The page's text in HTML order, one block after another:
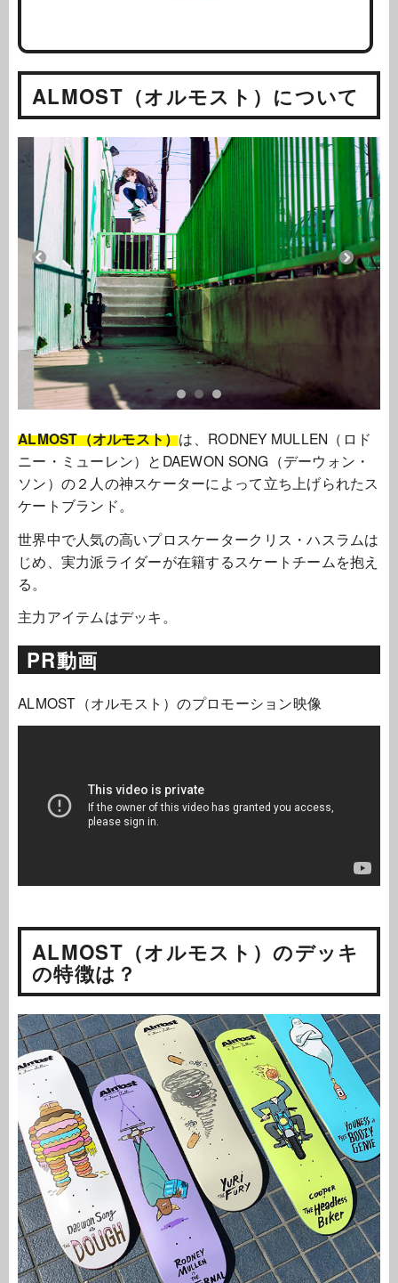
ALMOST（オルモスト）について
ALMOST（オルモスト）は、RODNEY MULLEN（ロド
ニー・ミューレン）とDAEWON SONG（デーウォン・
ソン）の２人の神スケーターによって立ち上げられたス
ケートブランド。
世界中で人気の高いプロスケータークリス・ハスラムは
じめ、実力派ライダーが在籍するスケートチームを抱え
る。
主力アイテムはデッキ。
PR動画
ALMOST（オルモスト）のプロモーション映像
ALMOST（オルモスト）のデッキ
の特徴は？